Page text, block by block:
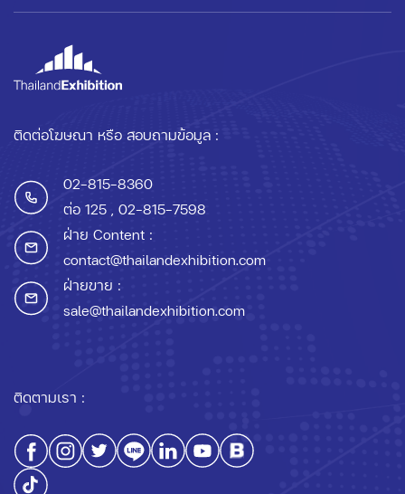
ติดต่อโฆษณา หรือ สอบถามข้อมูล :
02-815-8360
ต่อ 125 , 02-815-7598
ฝ่าย Content :
contact@thailandexhibition.com
ฝ่ายขาย :
sale@thailandexhibition.com
ติดตามเรา :